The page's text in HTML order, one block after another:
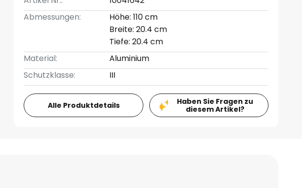
Abmessungen:
Höhe: 110 cm
Breite: 20.4 cm
Tiefe: 20.4 cm
Material:
Aluminium
Schutzklasse:
III
Alle Produktdetails
Haben Sie Fragen zu
diesem Artikel?